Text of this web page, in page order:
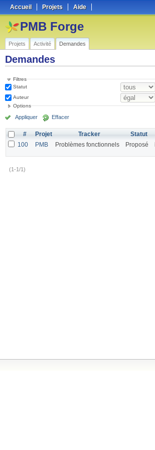
Accueil Projets Aide
PMB Forge
Projets Activité Demandes
Demandes
Filtres
Statut
Auteur
Options
Appliquer Effacer
# Projet Tracker Statut
100
PMB Problèmes fonctionnels Proposé
(1-1/1)